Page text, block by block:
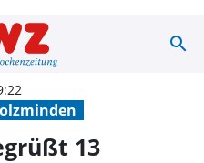
Landkreissearch
13